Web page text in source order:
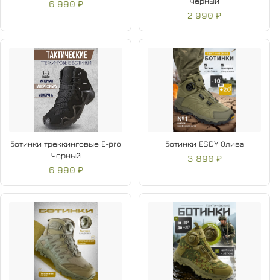
6 990 ₽
2 990 ₽
Ботинки треккинговые E-pro
Черный
6 990 ₽
Ботинки ESDY Олива
3 890 ₽